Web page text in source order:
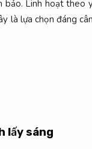
bảo. Linh hoạt theo
là lựa chọn đáng
lấy sáng